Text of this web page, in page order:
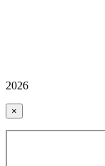
2026
×